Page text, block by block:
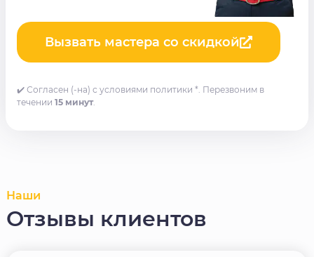
Вызвать мастера со скидкой
✔️ Согласен (-на) с условиями политики *. Перезвоним в
течении 15 минут.
Наши
Отзывы клиентов